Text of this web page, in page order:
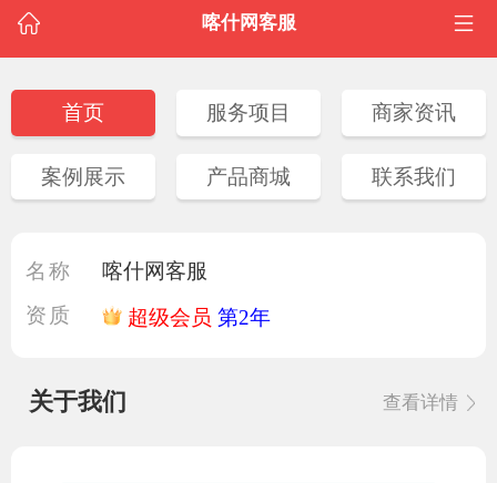
喀什网客服
首页 服务项目 商家资讯
案例展示 产品商城 联系我们
名称
喀什网客服
资质
超级会员 第2年
关于我们 查看详情